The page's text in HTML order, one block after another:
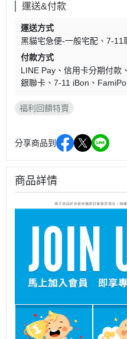
運送&付款
運送方式
黑貓宅急便-一般宅配
7-11
付款方式
LINE Pay
信用卡分期付款
銀聯卡
7-11 iBon
福利回饋特賣
分享商品到
商品詳情